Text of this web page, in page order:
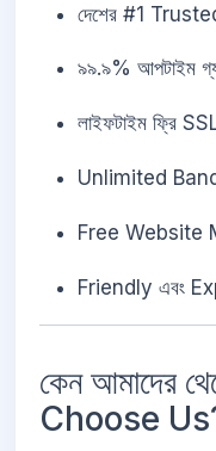
দেশের #1
৯৯.৯% আপটাইম
লাইফটাইম ফ্রি
Unlimited
Free Website
Friendly এবং
কেন আমাদের
Choose